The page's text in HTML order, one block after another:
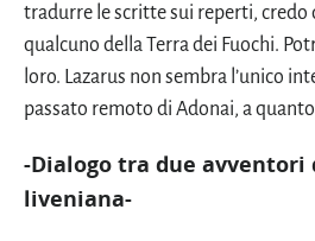
tradurre le scritte sui reperti, credo
qualcuno della Terra dei Fuochi.
loro. Lazarus non sembra l’unico
passato remoto di Adonai, a
-Dialogo tra due
liveniana-